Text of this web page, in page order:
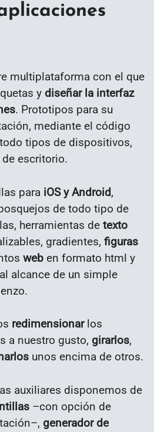
multiplataforma con el que
y diseñar la interfaz
. Prototipos para su
mediante el código
tipos de dispositivos,
escritorio.
para iOS y Android,
de todo tipo de
herramientas de texto
gradientes, figuras
web en formato html y
alcance de un simple
redimensionarlos
a nuestro gusto, girarlos,
unos encima de otros.
auxiliares disponemos de
–con opción de
generador de